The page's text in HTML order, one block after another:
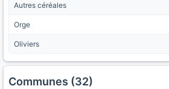
Autres céréales
Orge
Oliviers
Communes (32)